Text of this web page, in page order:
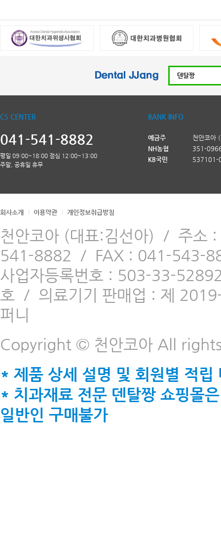
CS CENTER
041-541-8882
평일 09:00~18:00 점심 12:00~13:00
주말, 공휴일 휴무
BANK INFO
예금주
천안코아
NH농협
351-
KB국민
537101-
회사소개 이용약관 개인정보취급방침
천안코아 (대표:김선아) / 주소
541-8882 / FAX : 041-543-
사업자등록번호 : 503-33-
호 / 의료기기 판매업 : 제
퍼니
Copyright © 천안코아 All
* 제품 상세 설명 및 회원별 적
* 치과재료 전문 덴탈짱 쇼핑몰
일반인 구매불가